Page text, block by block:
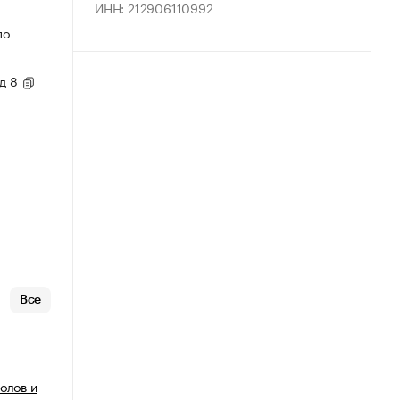
8
Все
и
ИНН: 212906110992